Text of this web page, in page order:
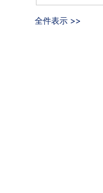
全件表示 >>